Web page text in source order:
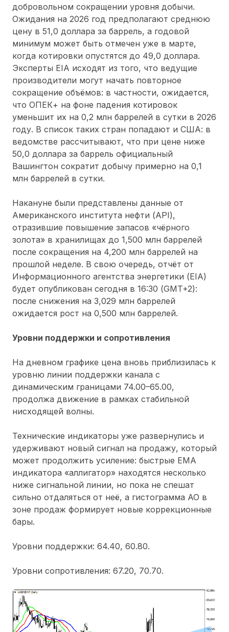
добровольном сокращении уровня добычи.
Ожидания на 2026 год предполагают среднюю
цену в 51,0 доллара за баррель, а годовой
минимум может быть отмечен уже в марте,
когда котировки опустятся до 49,0 доллара.
Эксперты EIA исходят из того, что ведущие
производители могут начать повторное
сокращение объёмов: в частности, ожидается,
что ОПЕК+ на фоне падения котировок
уменьшит их на 0,2 млн баррелей в сутки в 2026
году. В список таких стран попадают и США: в
ведомстве рассчитывают, что при цене ниже
50,0 доллара за баррель официальный
Вашингтон сократит добычу примерно на 0,1
млн баррелей в сутки.
Накануне были представлены данные от
Американского института нефти (API),
отразившие повышение запасов «чёрного
золота» в хранилищах до 1,500 млн баррелей
после сокращения на 4,200 млн баррелей на
прошлой неделе. В свою очередь, отчёт от
Информационного агентства энергетики (EIA)
будет опубликован сегодня в 16:30 (GMT+2):
после снижения на 3,029 млн баррелей
ожидается рост на 0,500 млн баррелей.
Уровни поддержки и сопротивления
На дневном графике цена вновь приблизилась к
уровню линии поддержки канала с
динамическим границами 74.00–65.00,
продолжа движение в рамках стабильной
нисходящей волны.
Технические индикаторы уже развернулись и
удерживают новый сигнал на продажу, который
может продолжить усиление: быстрые EMA
индикатора «аллигатор» находятся несколько
ниже сигнальной линии, но пока не спешат
сильно отдаляться от неё, а гистограмма AO в
зоне продаж формирует новые коррекционные
бары.
Уровни поддержки: 64.40, 60.80.
Уровни сопротивления: 67.20, 70.70.